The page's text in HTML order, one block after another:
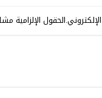
الحقول الإلزامية